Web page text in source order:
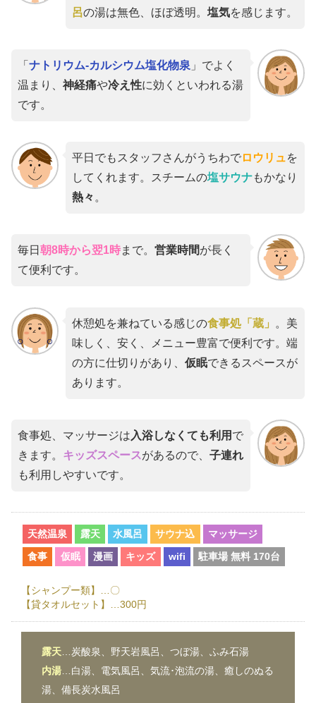
呂の湯は無色、ほぼ透明。 塩気を感じます。
「 ナトリウム-カルシウム塩化物泉 」でよく
温まり、 神経痛や冷え性に効くといわれる湯
です。
平日でもスタッフさんがうちわでロウリュを
してくれます。スチームの塩サウナもかなり
熱々 。
毎日 朝8時から翌1時まで。 営業時間が長く
て便利です。
休憩処を兼ねている感じの食事処「蔵」
。美
味しく、安く、メニュー豊富で便利です。端
の方に仕切りがあり、 仮眠できるスペースが
あります。
食事処、マッサージは 入浴しなくても利用 で
きます。 キッズスペースがあるので、 子連れ
も利用しやすいです。
天然温泉 露天 水風呂 サウナ込 マッサージ
食事 仮眠 漫画 キッズ wifi 駐車場 無料 170台
【シャンプー類】…〇
【貸タオルセット】…300円
露天 …炭酸泉、野天岩風呂、つぼ湯、ふみ石湯
内湯 …白湯、電気風呂、気流･泡流の湯、癒しのぬる
湯、備長炭水風呂